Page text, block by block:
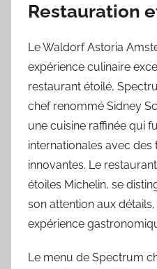
Restauration
Le Waldorf Astoria
expérience culinaire
restaurant étoilé,
chef renommé Sidney
une cuisine raffinée qui
internationales avec des
innovantes. Le
étoiles Michelin, se
son attention aux
expérience
Le menu de Spectrum